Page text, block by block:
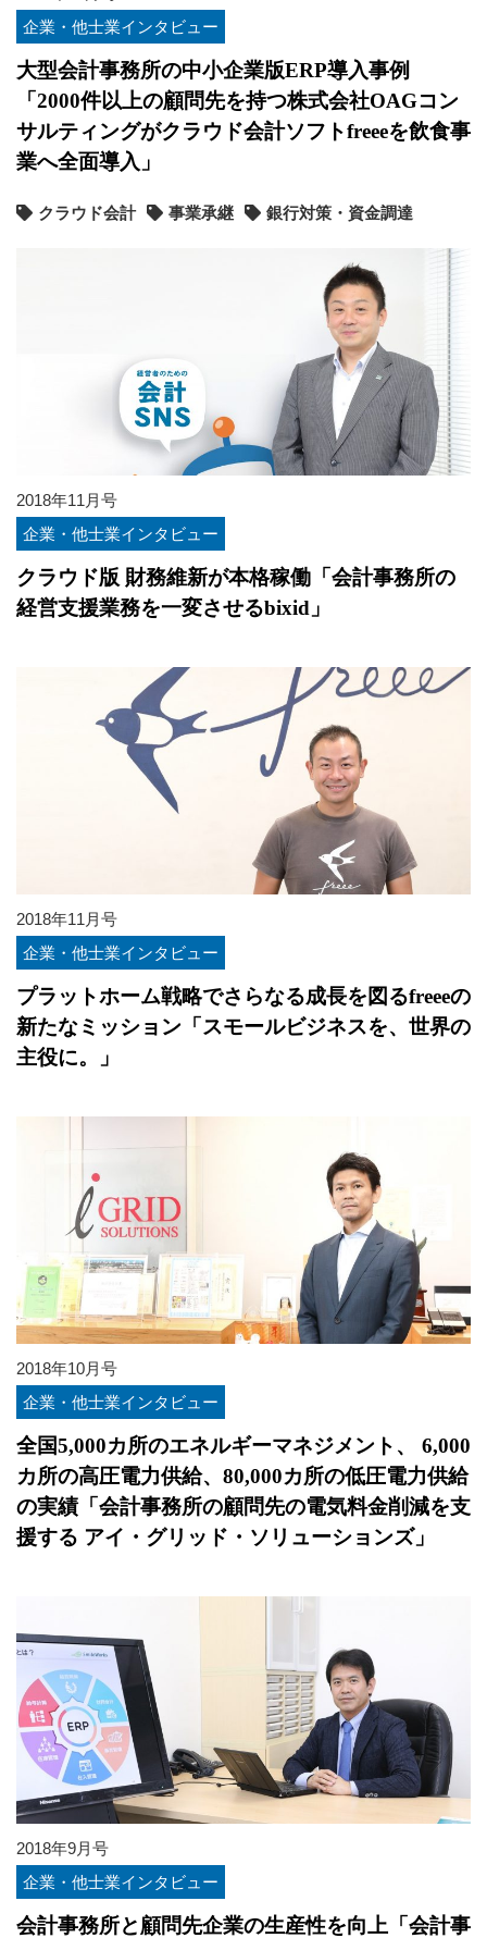
企業・他士業インタビュー
大型会計事務所の中小企業版ERP導入事例
「2000件以上の顧問先を持つ株式会社OAGコン
サルティングがクラウド会計ソフトfreeeを飲食事
業へ全面導入」
クラウド会計 事業承継 銀行対策・資金調達
2018年11月号
企業・他士業インタビュー
クラウド版 財務維新が本格稼働「会計事務所の
経営支援業務を一変させるbixid」
2018年11月号
企業・他士業インタビュー
プラットホーム戦略でさらなる成長を図るfreeeの
新たなミッション「スモールビジネスを、世界の
主役に。」
2018年10月号
企業・他士業インタビュー
全国5,000カ所のエネルギーマネジメント、 6,000
カ所の高圧電力供給、80,000カ所の低圧電力供給
の実績「会計事務所の顧問先の電気料金削減を支
援する アイ・グリッド・ソリューションズ」
2018年9月号
企業・他士業インタビュー
会計事務所と顧問先企業の生産性を向上「会計事